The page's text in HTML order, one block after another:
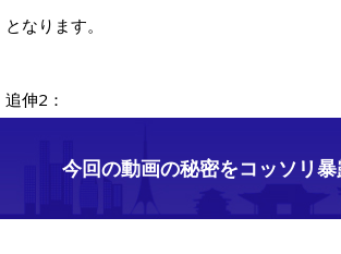
となります。
追伸2：
今回の動画の秘密をコッソリ